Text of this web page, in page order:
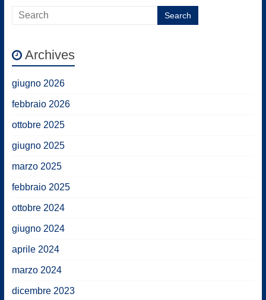
Archives
giugno 2026
febbraio 2026
ottobre 2025
giugno 2025
marzo 2025
febbraio 2025
ottobre 2024
giugno 2024
aprile 2024
marzo 2024
dicembre 2023